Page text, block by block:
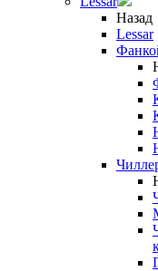
Назад
Lessar